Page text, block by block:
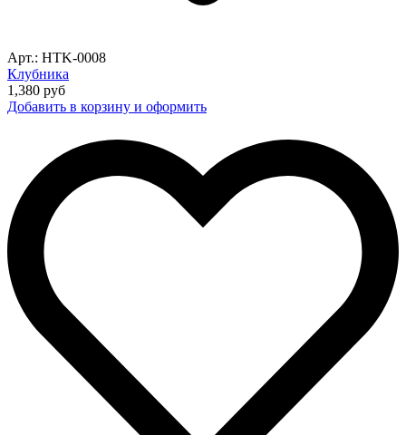
Арт.: HTK-0008
Клубника
1,380 руб
Добавить в корзину и оформить